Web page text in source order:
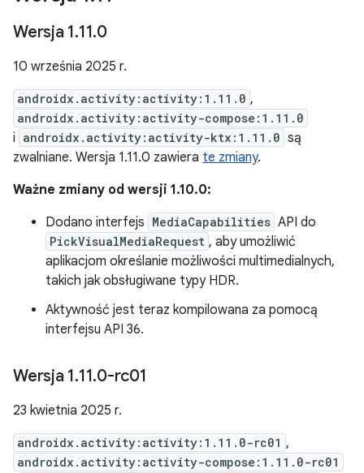
Wersja 1.11.0
10 września 2025 r.
androidx.activity:activity:1.11.0 ,
androidx.activity:activity-compose:1.11.0
i androidx.activity:activity-ktx:1.11.0 są
zwalniane. Wersja 1.11.0 zawiera te zmiany.
Ważne zmiany od wersji 1.10.0:
Dodano interfejs MediaCapabilities API do
PickVisualMediaRequest , aby umożliwić
aplikacjom określanie możliwości multimedialnych,
takich jak obsługiwane typy HDR.
Aktywność jest teraz kompilowana za pomocą
interfejsu API 36.
Wersja 1.11.0-rc01
23 kwietnia 2025 r.
androidx.activity:activity:1.11.0-rc01 ,
androidx.activity:activity-compose:1.11.0-rc01